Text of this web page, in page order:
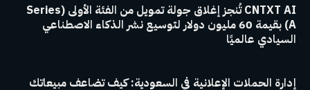
CNTXT AI تُنجز إغلاق جولة تمويل من الفئة الأولى (Series
A) بقيمة 60 مليون دولار لتوسيع نشر الذكاء الاصطناعي
السيادي عالميًا
إدارة الحملات الإعلانية في السعودية: كيف تضاعف مبيعاتك